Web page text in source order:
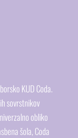
KUD Coda.
sovrstnikov
obliko
šola, Coda